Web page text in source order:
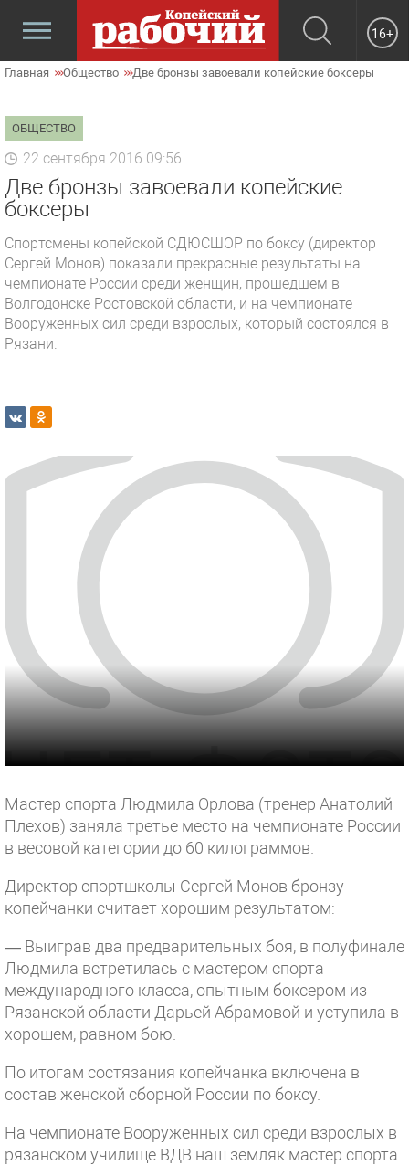
16+
Главная Общество Две бронзы завоевали копейские боксеры
ОБЩЕСТВО
22 сентября 2016 09:56
Две бронзы завоевали копейские
боксеры
Спортсмены копейской СДЮСШОР по боксу (директор
Сергей Монов) показали прекрасные результаты на
чемпионате России среди женщин, прошедшем в
Волгодонске Ростовской области, и на чемпионате
Вооруженных сил среди взрослых, который состоялся в
Рязани.
Мастер спорта Людмила Орлова (тренер Анатолий
Плехов) заняла третье место на чемпионате России
в весовой категории до 60 килограммов.
Директор спортшколы Сергей Монов бронзу
копейчанки считает хорошим результатом:
— Выиграв два предварительных боя, в полуфинале
Людмила встретилась с мастером спорта
международного класса, опытным боксером из
Рязанской области Дарьей Абрамовой и уступила в
хорошем, равном бою.
По итогам состязания копейчанка включена в
состав женской сборной России по боксу.
На чемпионате Вооруженных сил среди взрослых в
рязанском училище ВДВ наш земляк мастер спорта